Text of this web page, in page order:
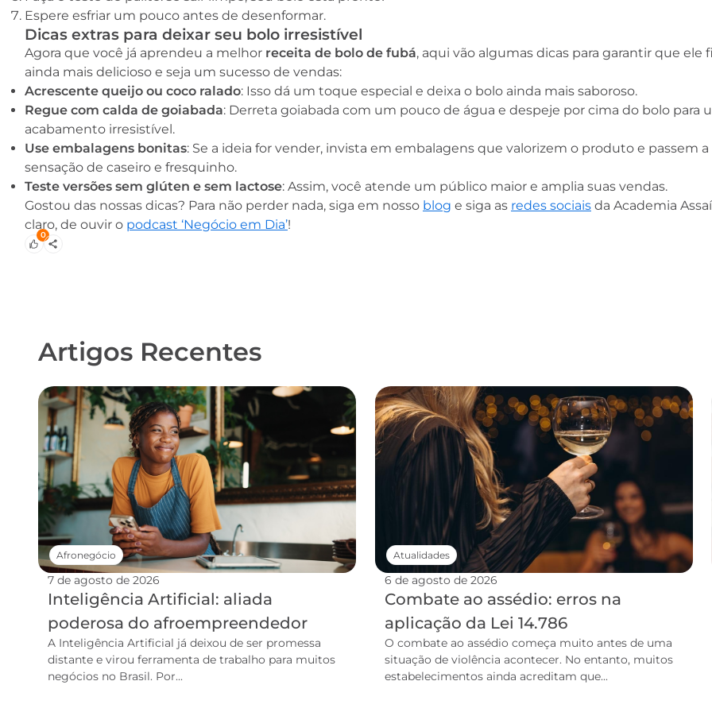
Espere esfriar um pouco antes de desenformar.
Dicas extras para deixar seu bolo irresistível
Agora que você já aprendeu a melhor receita de bolo de fubá, aqui vão algumas dicas para garantir que ele
ainda mais delicioso e seja um sucesso de vendas:
Acrescente queijo ou coco ralado: Isso dá um toque especial e deixa o bolo ainda mais saboroso.
Regue com calda de goiabada: Derreta goiabada com um pouco de água e despeje por cima do bolo para
acabamento irresistível.
Use embalagens bonitas: Se a ideia for vender, invista em embalagens que valorizem o produto e passem a
sensação de caseiro e fresquinho.
Teste versões sem glúten e sem lactose: Assim, você atende um público maior e amplia suas vendas.
Gostou das nossas dicas? Para não perder nada, siga em nosso blog e siga as redes sociais da Academia
claro, de ouvir o podcast ‘Negócio em Dia’!
0
Artigos Recentes
7 de agosto de 2026
Inteligência Artificial: aliada
poderosa do afroempreendedor
A Inteligência Artificial já deixou de ser promessa
distante e virou ferramenta de trabalho para muitos
negócios no Brasil. Por...
Afronegócio
6 de agosto de 2026
Combate ao assédio: erros na
aplicação da Lei 14.786
O combate ao assédio começa muito antes de uma
situação de violência acontecer. No entanto, muitos
estabelecimentos ainda acreditam que...
Atualidades